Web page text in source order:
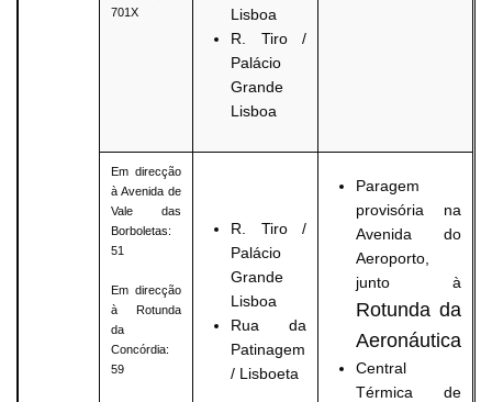
701X
Lisboa
R. Tiro /
Palácio
Grande
Lisboa
Em direcção
à Avenida de
Vale das
Borboletas:
51
Em direcção
à Rotunda
da
Concórdia:
59
R. Tiro /
Palácio
Grande
Lisboa
Rua da
Patinagem
/ Lisboeta
Paragem
provisória na
Avenida do
Aeroporto,
junto à
Rotunda da
Aeronáutica
Central
Térmica de